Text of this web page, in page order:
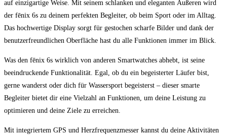
auf einzigartige Weise. Mit seinem schlanken und eleganten Äußeren wird‌
der fēnix ​6s⁢ zu ‌deinem ⁢perfekten Begleiter, ob​ beim Sport oder im Alltag.
Das hochwertige⁣ Display sorgt ⁣für ‍gestochen scharfe Bilder​ und dank der
benutzerfreundlichen Oberfläche hast du alle Funktionen⁢ immer im Blick.
Was den fēnix ⁣6s wirklich von anderen Smartwatches abhebt,​ ist seine
beeindruckende ‌Funktionalität. ⁢Egal, ob⁢ du ‍ein begeisterter Läufer⁣ bist,
gerne wanderst oder ‌dich für Wassersport begeisterst – dieser smarte
Begleiter ⁢bietet dir eine Vielzahl an Funktionen, um deine⁢ Leistung‌ zu
optimieren und deine Ziele zu erreichen.
Mit integriertem GPS und Herzfrequenzmesser ⁣kannst ⁢du deine Aktivitäten